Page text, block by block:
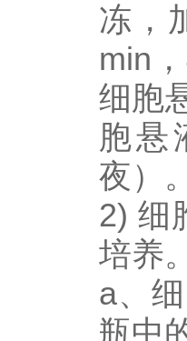
冻，
min
细胞
胞悬
夜）
2) 细
培养
a、
瓶中